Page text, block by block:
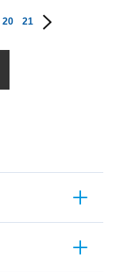
20 21